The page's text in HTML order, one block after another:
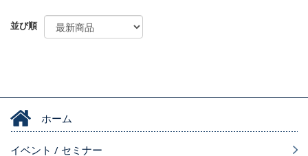
並び順
ホーム
イベント / セミナー